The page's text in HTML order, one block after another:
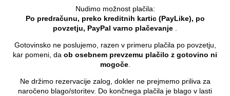
Nudimo možnost plačila:
Po predračunu, preko kreditnih kartic (PayLike), po
povzetju, PayPal varno plačevanje
Gotovinsko ne poslujemo, razen v primeru plačila po povzetju,
kar pomeni, da ob osebnem prevzemu plačilo z gotovino ni
mogoče.
Ne držimo rezervacije zalog, dokler ne prejmemo priliva za
naročeno blago/storitev. Do končnega plačila je blago v lasti